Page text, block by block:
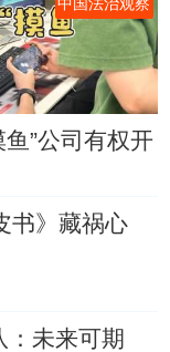
中国法治观察
鱼”公司有权开
书》藏祸心
：未来可期